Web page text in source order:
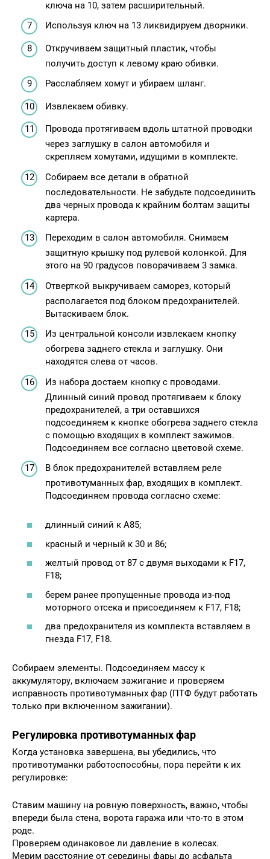
ключа на 10, затем расширительный.
Используя ключ на 13 ликвидируем дворники.
Откручиваем защитный пластик, чтобы
получить доступ к левому краю обивки.
Расслабляем хомут и убираем шланг.
Извлекаем обивку.
Провода протягиваем вдоль штатной проводки
через заглушку в салон автомобиля и
скрепляем хомутами, идущими в комплекте.
Собираем все детали в обратной
последовательности. Не забудьте подсоединить
два черных провода к крайним болтам защиты
картера.
Переходим в салон автомобиля. Снимаем
защитную крышку под рулевой колонкой. Для
этого на 90 градусов поворачиваем 3 замка.
Отверткой выкручиваем саморез, который
располагается под блоком предохранителей.
Вытаскиваем блок.
Из центральной консоли извлекаем кнопку
обогрева заднего стекла и заглушку. Они
находятся слева от часов.
Из набора достаем кнопку с проводами.
Длинный синий провод протягиваем к блоку
предохранителей, а три оставшихся
подсоединяем к кнопке обогрева заднего стекла
с помощью входящих в комплект зажимов.
Подсоединяем все согласно цветовой схеме.
В блок предохранителей вставляем реле
противотуманных фар, входящих в комплект.
Подсоединяем провода согласно схеме:
длинный синий к А85;
красный и черный к 30 и 86;
желтый провод от 87 с двумя выходами к F17,
F18;
берем ранее пропущенные провода из-под
моторного отсека и присоединяем к F17, F18;
два предохранителя из комплекта вставляем в
гнезда F17, F18.
Собираем элементы. Подсоединяем массу к
аккумулятору, включаем зажигание и проверяем
исправность противотуманных фар (ПТФ будут работать
только при включенном зажигании).
Регулировка противотуманных фар
Когда установка завершена, вы убедились, что
противотуманки работоспособны, пора перейти к их
регулировке:
Ставим машину на ровную поверхность, важно, чтобы
впереди была стена, ворота гаража или что-то в этом
роде.
Проверяем одинаковое ли давление в колесах.
Мерим расстояние от середины фары до асфальта